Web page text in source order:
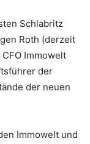
Schlabritz
Roth (derzeit
Immowelt
der
der neuen
Immowelt und